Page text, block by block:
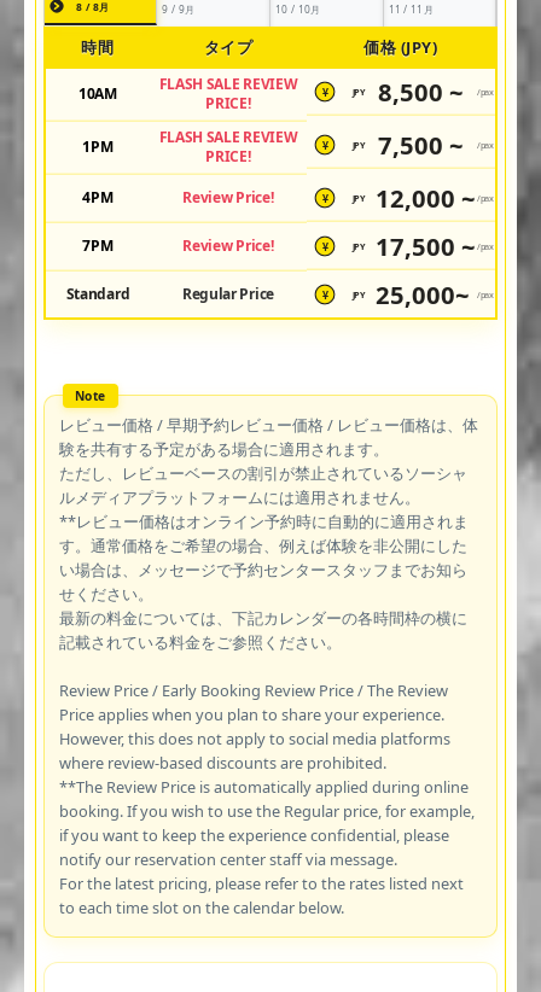
8 / 8月 9 / 9月 10 / 10月 11 / 11月
時間 タイプ 価格 (JPY)
10AM
FLASH SALE REVIEW
PRICE!
¥ JPY 8,500 ~ /pax
1PM
FLASH SALE REVIEW
PRICE!
¥ JPY 7,500 ~ /pax
4PM Review Price! ¥ JPY 12,000 ~ /pax
7PM Review Price! ¥ JPY 17,500 ~ /pax
Standard Regular Price ¥ JPY 25,000~ /pax
レビュー価格 / 早期予約レビュー価格 / レビュー価格は、体
験を共有する予定がある場合に適用されます。
ただし、レビューベースの割引が禁止されているソーシャ
ルメディアプラットフォームには適用されません。
**レビュー価格はオンライン予約時に自動的に適用されま
す。通常価格をご希望の場合、例えば体験を非公開にした
い場合は、メッセージで予約センタースタッフまでお知ら
せください。
最新の料金については、下記カレンダーの各時間枠の横に
記載されている料金をご参照ください。
Review Price / Early Booking Review Price / The Review
Price applies when you plan to share your experience.
However, this does not apply to social media platforms
where review-based discounts are prohibited.
**The Review Price is automatically applied during online
booking. If you wish to use the Regular price, for example,
if you want to keep the experience confidential, please
notify our reservation center staff via message.
For the latest pricing, please refer to the rates listed next
to each time slot on the calendar below.